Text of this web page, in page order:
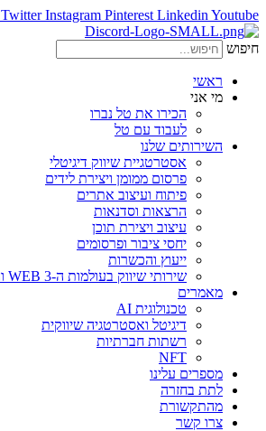
Twitter Instagram Pinterest Linkedin Youtube
חיפוש
ראשי
מי אני
הכירו את טל נברו
לעבוד עם טל
השירותים שלנו
אסטרטגיית שיווק דיגיטלי
פרסום ממומן ויצירת לידים
פיתוח ועיצוב אתרים
הרצאות וסדנאות
עיצוב ויצירת תוכן
יחסי ציבור ופרסומים
ייעוץ והכשרות
שירותי שיווק בעולמות ה-WEB 3 וה-NFT
מאמרים
טכנולוגית AI
דיגיטל ואסטרטגיה שיווקית
רשתות חברתיות
NFT
מספרים עלינו
לתת בחזרה
מהתקשורת
צרו קשר